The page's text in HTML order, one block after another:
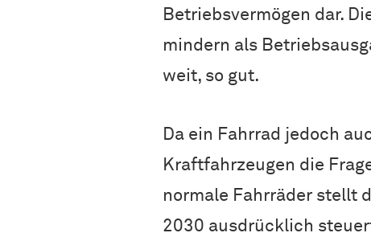
Betriebsvermögen dar.
mindern als
weit, so gut.
Da ein Fahrrad jedoch
Kraftfahrzeugen die
normale Fahrräder stellt
2030 ausdrücklich